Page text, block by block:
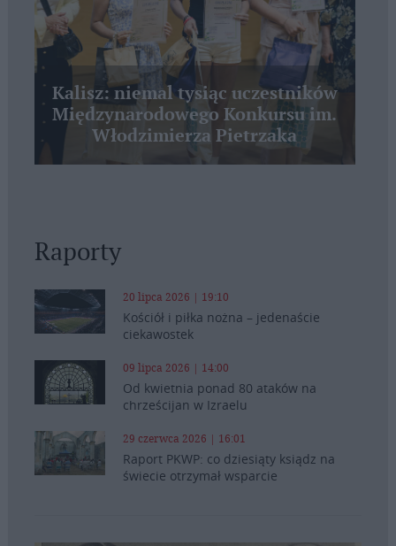
Kalisz: niemal tysiąc uczestników
Międzynarodowego Konkursu im.
Włodzimierza Pietrzaka
Raporty
20 lipca 2026 | 19:10
Kościół i piłka nożna – jedenaście
ciekawostek
09 lipca 2026 | 14:00
Od kwietnia ponad 80 ataków na
chrześcijan w Izraelu
29 czerwca 2026 | 16:01
Raport PKWP: co dziesiąty ksiądz na
świecie otrzymał wsparcie